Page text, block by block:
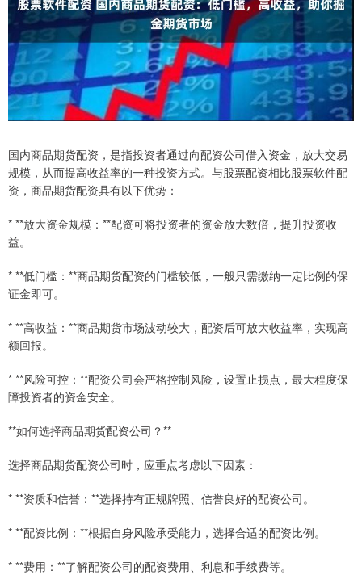
国内商品期货配资，是指投资者通过向配资公司借入资金，放大交易
规模，从而提高收益率的一种投资方式。与股票配资相比股票软件配
资，商品期货配资具有以下优势：
* **放大资金规模：**配资可将投资者的资金放大数倍，提升投资收
益。
* **低门槛：**商品期货配资的门槛较低，一般只需缴纳一定比例的保
证金即可。
* **高收益：**商品期货市场波动较大，配资后可放大收益率，实现高
额回报。
* **风险可控：**配资公司会严格控制风险，设置止损点，最大程度保
障投资者的资金安全。
**如何选择商品期货配资公司？**
选择商品期货配资公司时，应重点考虑以下因素：
* **资质和信誉：**选择持有正规牌照、信誉良好的配资公司。
* **配资比例：**根据自身风险承受能力，选择合适的配资比例。
* **费用：**了解配资公司的配资费用、利息和手续费等。